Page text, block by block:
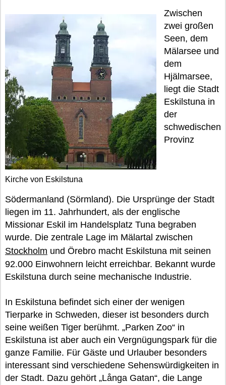
Kirche von Eskilstuna
Zwischen
zwei großen
Seen, dem
Mälarsee und
dem
Hjälmarsee,
liegt die Stadt
Eskilstuna in
der
schwedischen
Provinz
Södermanland (Sörmland). Die Ursprünge der Stadt
liegen im 11. Jahrhundert, als der englische
Missionar Eskil im Handelsplatz Tuna begraben
wurde. Die zentrale Lage im Mälartal zwischen
Stockholm und Örebro macht Eskilstuna mit seinen
92.000 Einwohnern leicht erreichbar. Bekannt wurde
Eskilstuna durch seine mechanische Industrie.
In Eskilstuna befindet sich einer der wenigen
Tierparke in Schweden, dieser ist besonders durch
seine weißen Tiger berühmt. „Parken Zoo“ in
Eskilstuna ist aber auch ein Vergnügungspark für die
ganze Familie. Für Gäste und Urlauber besonders
interessant sind verschiedene Sehenswürdigkeiten in
der Stadt. Dazu gehört „Långa Gatan“, die Lange